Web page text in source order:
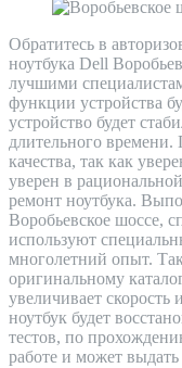
Обратитесь в
ноутбука Dell
лучшими
функции устройства
устройство будет
длительного
качества, так как
уверен в
ремонт ноутбука.
Воробьевское шоссе,
используют
многолетний опыт.
оригинальному
увеличивает скорость
ноутбук будет
тестов, по
работе и может